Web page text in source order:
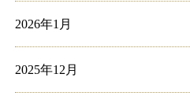
2026年1月
2025年12月